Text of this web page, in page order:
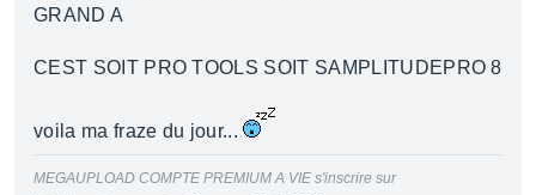
GRAND A
CEST SOIT PRO TOOLS SOIT SAMPLITUDEPRO 8
voila ma fraze du jour...
MEGAUPLOAD COMPTE PREMIUM A VIE s'inscrire sur